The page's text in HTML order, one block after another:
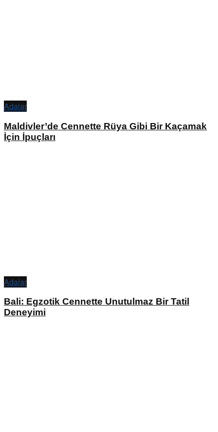
Adalar
Maldivler’de Cennette Rüya Gibi Bir Kaçamak
İçin İpuçları
Adalar
Bali: Egzotik Cennette Unutulmaz Bir Tatil
Deneyimi